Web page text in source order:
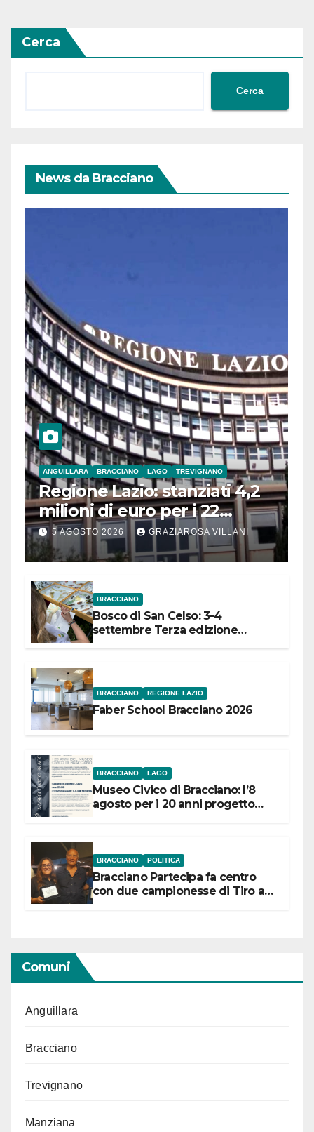
Cerca
Cerca
News da Bracciano
ANGUILLARA BRACCIANO LAGO TREVIGNANO
Regione Lazio: stanziati 4,2
milioni di euro per i 22
Comuni dell’Etruria
Meridionale
5 AGOSTO 2026 GRAZIAROSA VILLANI
BRACCIANO
Bosco di San Celso: 3-4
settembre Terza edizione
BRACCIANO REGIONE LAZIO
Faber School Bracciano 2026
BRACCIANO LAGO
Museo Civico di Bracciano: l’8
agosto per i 20 anni progetto
BRACCIANO POLITICA
Bracciano Partecipa fa centro
con due campionesse di Tiro a
Comuni
Anguillara
Bracciano
Trevignano
Manziana